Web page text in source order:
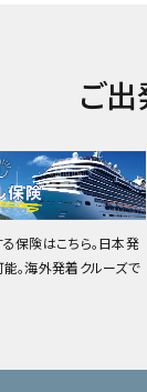
ご
保険はこちら。日本発
。海外発着クルーズで